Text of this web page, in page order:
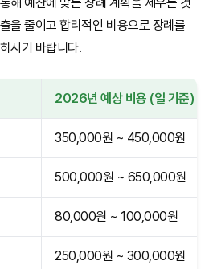
을 줄이고 합리적인 비용으로 장례를
시기 바랍니다.
2026년 예상 비용 (일 기준)
350,000원 ~ 450,000원
500,000원 ~ 650,000원
80,000원 ~ 100,000원
250,000원 ~ 300,000원